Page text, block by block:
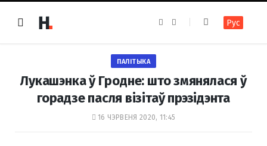
e
k
t
a
m
Рус
ПАЛІТЫКА
Лукашэнка ў Гродне: што змянялася ў
горадзе пасля візітаў прэзідэнта
16 ЧЭРВЕНЯ 2020, 11:45